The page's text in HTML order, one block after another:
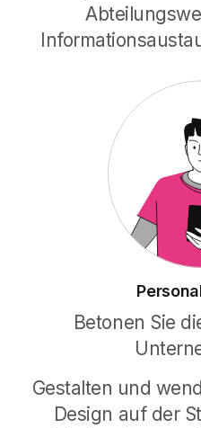
Dokumente und
zur Hand haben
Intranet zusammen.
Meine To-do-
Die Checkliste, um
erledigenden
Microlearning
Betonen Sie
Gestalten und
Design auf der